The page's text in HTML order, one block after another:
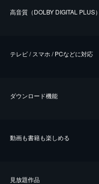
⾼⾳質（DOLBY DIGITAL PLUS）
テレビ / スマホ / PCなどに対応
ダウンロード機能
動画も書籍も楽しめる
⾒放題作品